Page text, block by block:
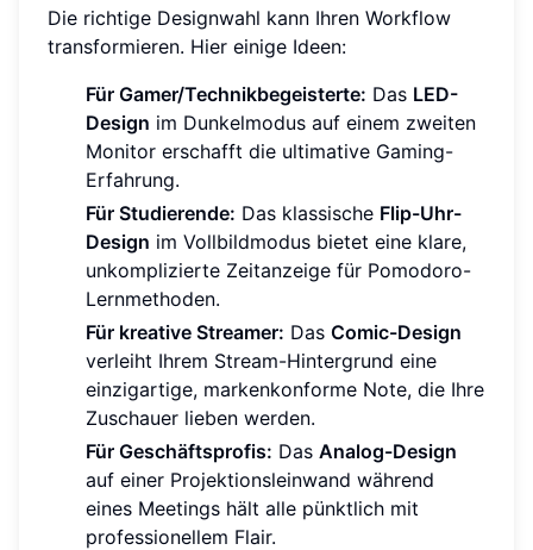
Die richtige Designwahl kann Ihren Workflow
transformieren. Hier einige Ideen:
Für Gamer/Technikbegeisterte: Das LED-
Design im Dunkelmodus auf einem zweiten
Monitor erschafft die ultimative Gaming-
Erfahrung.
Für Studierende: Das klassische Flip-Uhr-
Design im Vollbildmodus bietet eine klare,
unkomplizierte Zeitanzeige für Pomodoro-
Lernmethoden.
Für kreative Streamer: Das Comic-Design
verleiht Ihrem Stream-Hintergrund eine
einzigartige, markenkonforme Note, die Ihre
Zuschauer lieben werden.
Für Geschäftsprofis: Das Analog-Design
auf einer Projektionsleinwand während
eines Meetings hält alle pünktlich mit
professionellem Flair.